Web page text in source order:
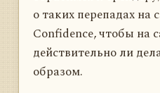
о таких перепадах на
Confidence, чтобы на
действительно ли
образом.